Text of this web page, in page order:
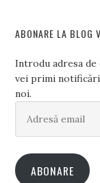
ABONARE LA BLOG
Introdu adresa de
vei primi
noi.
email
ABONARE